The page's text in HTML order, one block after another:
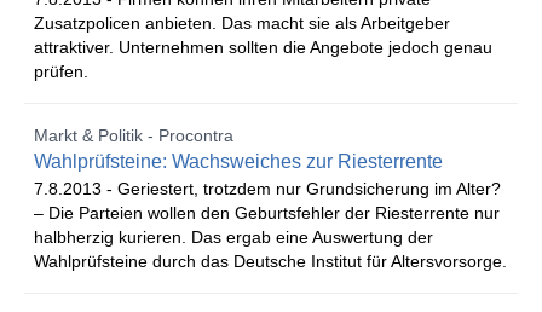
Zusatzpolicen anbieten. Das macht sie als Arbeitgeber
attraktiver. Unternehmen sollten die Angebote jedoch genau
prüfen.
Markt & Politik - Procontra
Wahlprüfsteine: Wachsweiches zur Riesterrente
7.8.2013 - Geriestert, trotzdem nur Grundsicherung im Alter?
– Die Parteien wollen den Geburtsfehler der Riesterrente nur
halbherzig kurieren. Das ergab eine Auswertung der
Wahlprüfsteine durch das Deutsche Institut für Altersvorsorge.